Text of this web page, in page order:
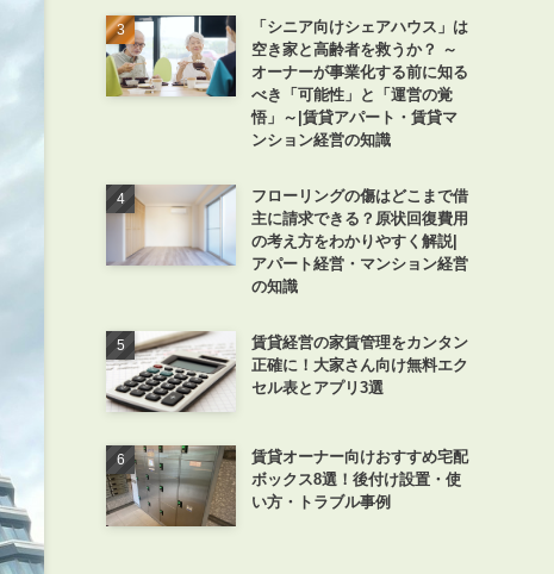
「シニア向けシェアハウス」は
空き家と高齢者を救うか？ ～
オーナーが事業化する前に知る
べき「可能性」と「運営の覚
悟」～|賃貸アパート・賃貸マ
ンション経営の知識
フローリングの傷はどこまで借
主に請求できる？原状回復費用
の考え方をわかりやすく解説|
アパート経営・マンション経営
の知識
賃貸経営の家賃管理をカンタン
正確に！大家さん向け無料エク
セル表とアプリ3選
賃貸オーナー向けおすすめ宅配
ボックス8選！後付け設置・使
い方・トラブル事例